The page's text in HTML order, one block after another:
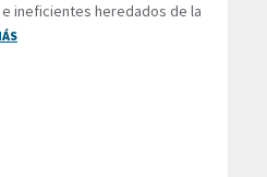
ineficientes heredados de la